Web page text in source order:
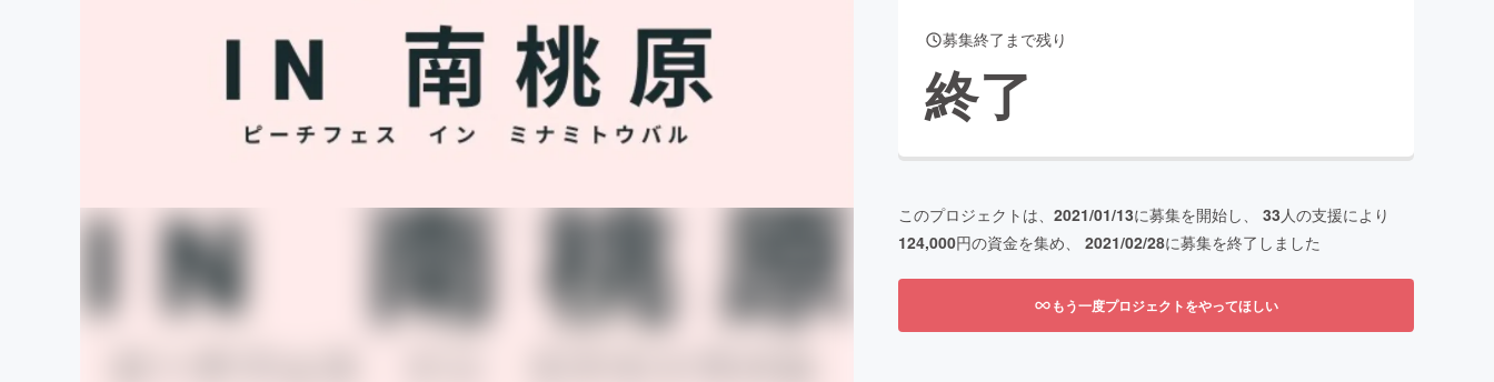
CAMPFIRE for Social Good
CAMPFIREふるさと納税
募集終了まで残り
終了
このプロジェクトは、 2021/01/13に募集を開始し、 33人の支援により
124,000円の資金を集め、 2021/02/28に募集を終了しました
もう一度プロジェクトをやってほしい